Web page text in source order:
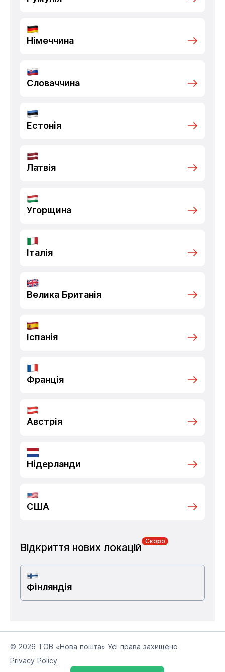
Німеччина
Словаччина
Естонія
Латвія
Угорщина
Італія
Велика Британія
Іспанія
Франція
Австрія
Нідерланди
США
Відкриття нових локацій
Скоро
Фінляндія
© 2026 ТОВ «Нова пошта» Усі права захищено
Privacy Policy